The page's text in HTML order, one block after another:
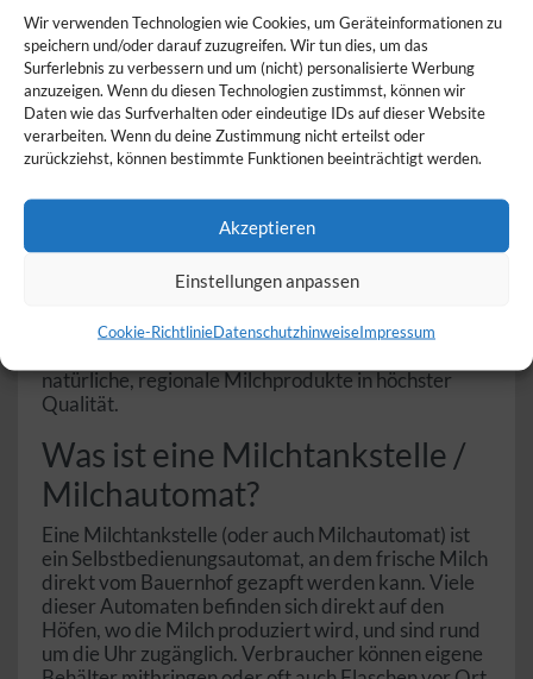
Wir verwenden Technologien wie Cookies, um Geräteinformationen zu
speichern und/oder darauf zuzugreifen. Wir tun dies, um das
Surferlebnis zu verbessern und um (nicht) personalisierte Werbung
anzuzeigen. Wenn du diesen Technologien zustimmst, können wir
Daten wie das Surfverhalten oder eindeutige IDs auf dieser Website
verarbeiten. Wenn du deine Zustimmung nicht erteilst oder
zurückziehst, können bestimmte Funktionen beeinträchtigt werden.
Akzeptieren
Einstellungen anpassen
Cookie-RichtlinieDatenschutzhinweiseImpressum
Milchtankstellen bzw.
Milchautomaten – Frische
Milch direkt vom Hof
Willkommen auf unserer Kategorieseite für
Milchtankstellen bzw. Milchautomaten! Hier finden
produziert. Milchtankstellen bzw. Milchautomaten
bieten Ihnen die Möglichkeit, frische Rohmilch oder
pasteurisierte Milch selbst abzufüllen – ganz ohne
Entdecken Sie jetzt die Milchtankstellen bzw.
natürliche, regionale Milchprodukte in höchster
Qualität.
Was ist eine Milchtankstelle /
Milchautomat?
Eine Milchtankstelle (oder auch Milchautomat) ist
ein Selbstbedienungsautomat, an dem frische Milch
direkt vom Bauernhof gezapft werden kann. Viele
dieser Automaten befinden sich direkt auf den
Höfen, wo die Milch produziert wird, und sind rund
um die Uhr zugänglich. Verbraucher können eigene